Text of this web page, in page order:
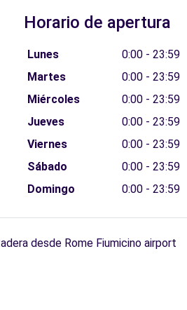
Horario de apertura
Lunes
0:00 - 23:59
Martes
0:00 - 23:59
Miércoles
0:00 - 23:59
Jueves
0:00 - 23:59
Viernes
0:00 - 23:59
Sábado
0:00 - 23:59
Domingo
0:00 - 23:59
desde Rome Fiumicino airport